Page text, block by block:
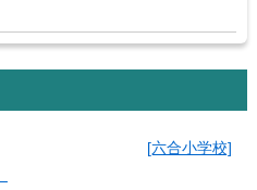
[六合小学校]